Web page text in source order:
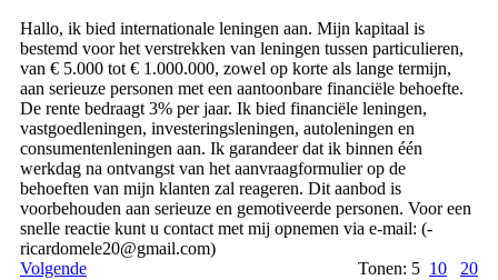
Hallo, ik bied internationale leningen aan. Mijn kapitaal is
bestemd voor het verstrekken van leningen tussen particulieren,
van € 5.000 tot € 1.000.000, zowel op korte als lange termijn,
aan serieuze personen met een aantoonbare financiële behoefte.
De rente bedraagt ​​3% per jaar. Ik bied financiële leningen,
vastgoedleningen, investeringsleningen, autoleningen en
consumentenleningen aan. Ik garandeer dat ik binnen één
werkdag na ontvangst van het aanvraagformulier op de
behoeften van mijn klanten zal reageren. Dit aanbod is
voorbehouden aan serieuze en gemotiveerde personen. Voor een
snelle reactie kunt u contact met mij opnemen via e-mail: (­
ricardomele20@­gmail.­com)­
Volgende
Tonen: 5 10 20